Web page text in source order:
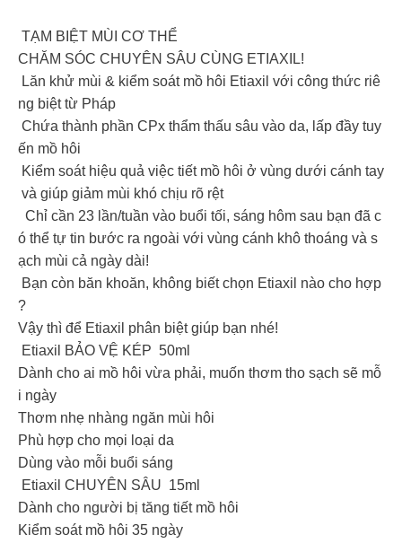
TẠM BIỆT MÙI CƠ THỂ
CHĂM SÓC CHUYÊN SÂU CÙNG ETIAXIL!
Lăn khử mùi & kiểm soát mồ hôi Etiaxil với công thức riê
ng biệt từ Pháp
Chứa thành phần CPx thẩm thấu sâu vào da, lấp đầy tuy
ến mồ hôi
Kiểm soát hiệu quả việc tiết mồ hôi ở vùng dưới cánh tay
và giúp giảm mùi khó chịu rõ rệt
Chỉ cần 23 lần/tuần vào buổi tối, sáng hôm sau bạn đã c
ó thể tự tin bước ra ngoài với vùng cánh khô thoáng và s
ạch mùi cả ngày dài!
Bạn còn băn khoăn, không biết chọn Etiaxil nào cho hợp
?
Vậy thì để Etiaxil phân biệt giúp bạn nhé!
Etiaxil BẢO VỆ KÉP 50ml
Dành cho ai mồ hôi vừa phải, muốn thơm tho sạch sẽ mỗ
i ngày
Thơm nhẹ nhàng ngăn mùi hôi
Phù hợp cho mọi loại da
Dùng vào mỗi buổi sáng
Etiaxil CHUYÊN SÂU 15ml
Dành cho người bị tăng tiết mồ hôi
Kiểm soát mồ hôi 35 ngày